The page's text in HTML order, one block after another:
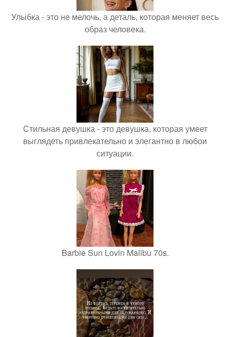
Улыбка - это не мелочь, а деталь, которая меняет весь
образ человека.
Стильная девушка - это девушка, которая умеет
выглядеть привлекательно и элегантно в любои
ситуации.
Barbie Sun Lovin Malibu 70s.